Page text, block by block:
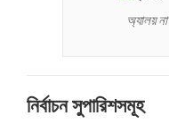
অ্যালয়
নির্বাচন সুপারিশসমূহ